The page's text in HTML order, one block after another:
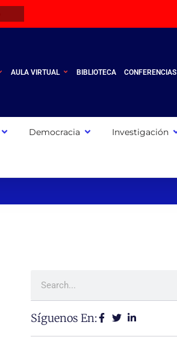
AULA VIRTUAL BIBLIOTECA CONFERENCIAS
Democracia Investigación
Síguenos En: